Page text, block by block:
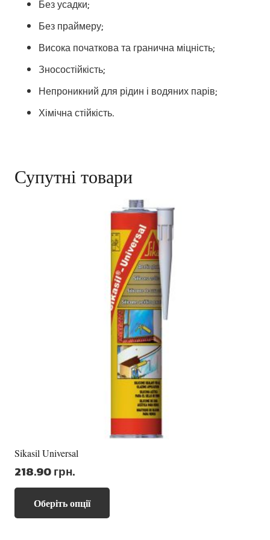
Без усадки;
Без праймеру;
Висока початкова та гранична міцність;
Зносостійкість;
Непроникний для рідин і водяних парів;
Хімічна стійкість.
Супутні товари
Sikasil Universal
218.90грн.
Оберіть опції